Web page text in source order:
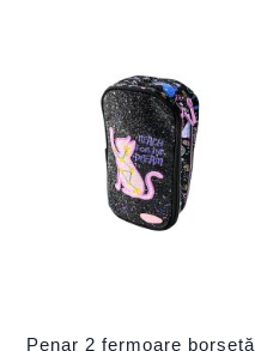
Penar 2 fermoare borsetă